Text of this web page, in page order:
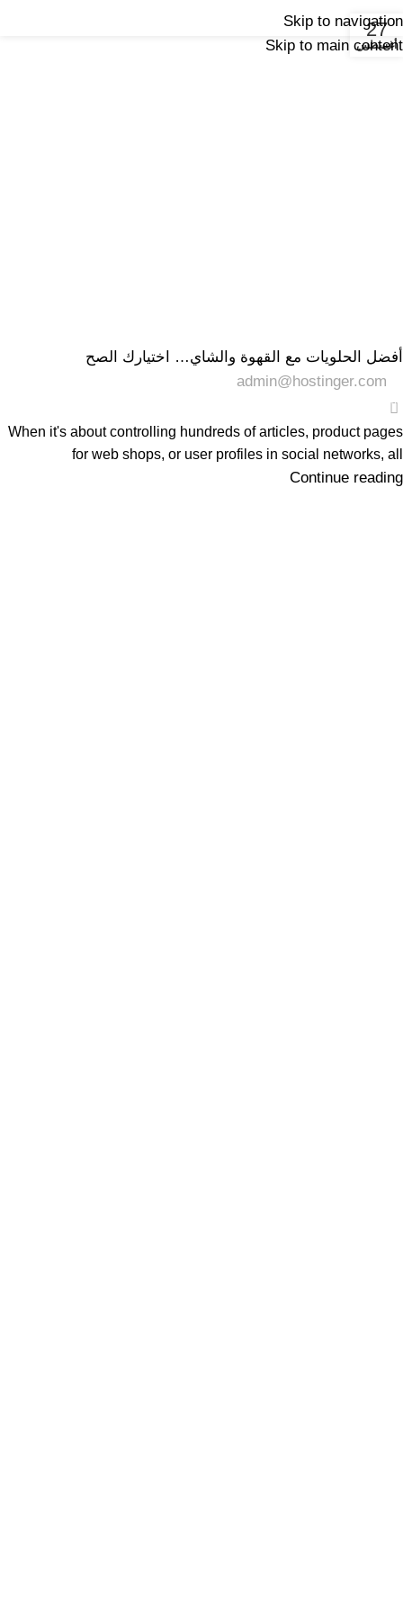
Skip to navigation
Skip to main content
Tag Archives: Chair
Posts Tagged "Chair"
27
أغسطس
أفضل الحلويات مع القهوة والشاي… اختيارك الصح
admin@hostinger.com
0
When it's about controlling hundreds of articles, product pages
for web shops, or user profiles in social networks, all
Continue reading